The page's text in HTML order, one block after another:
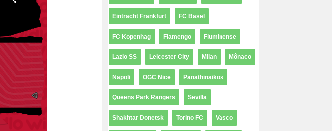
Eintracht Frankfurt FC Basel
FC Kopenhag Flamengo Fluminense
Lazio SS Leicester City Milan Mônaco
Napoli OGC Nice Panathinaikos
Queens Park Rangers Sevilla
Shakhtar Donetsk Torino FC Vasco